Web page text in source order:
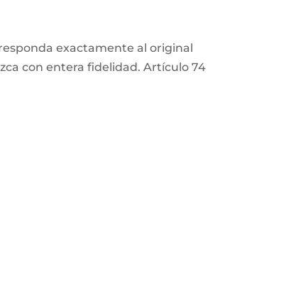
exactamente al original
con entera fidelidad. Artículo 74